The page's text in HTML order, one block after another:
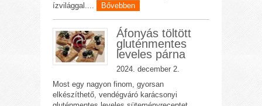
ízvilággal....
Bővebben
Áfonyás töltött
gluténmentes
leveles párna
2024. december 2.
Most egy nagyon finom, gyorsan
elkészíthető, vendégváró karácsonyi